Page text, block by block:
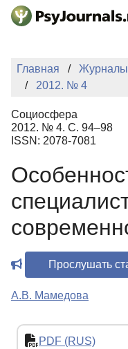
Перейти к основному
Главная Журналы
2012. № 4
Социосфера
2012. № 4. С. 94–98
ISSN: 2078-7081
Прослушать
А.В. Мамедова
PDF (RUS)